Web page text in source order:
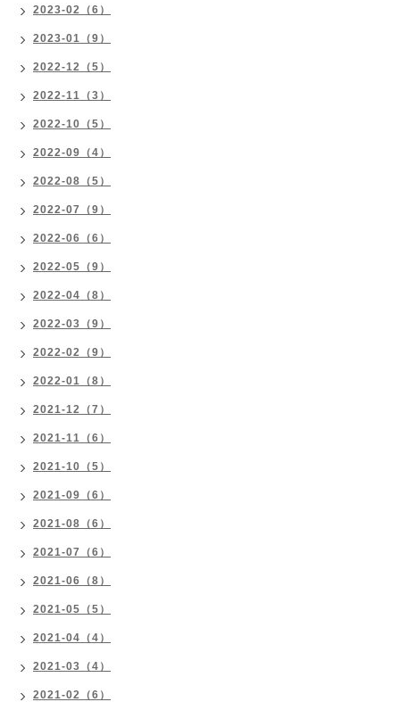
2023-02（6）
2023-01（9）
2022-12（5）
2022-11（3）
2022-10（5）
2022-09（4）
2022-08（5）
2022-07（9）
2022-06（6）
2022-05（9）
2022-04（8）
2022-03（9）
2022-02（9）
2022-01（8）
2021-12（7）
2021-11（6）
2021-10（5）
2021-09（6）
2021-08（6）
2021-07（6）
2021-06（8）
2021-05（5）
2021-04（4）
2021-03（4）
2021-02（6）